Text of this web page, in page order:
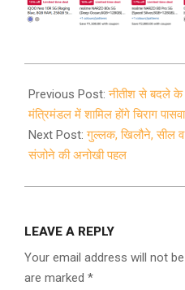
09-
12
Previous Post:नीतीश से बदले के
मंत्रिमंडल में शामिल होंगे चिराग
Next Post:गुल्लक, खिलौने, सील व
संजोने की अनोखी पहल
LEAVE A REPLY
Your email address will not
are marked *